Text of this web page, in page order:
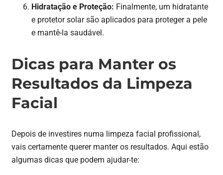
Hidratação e Proteção: Finalmente, um hidratante
e protetor solar são aplicados para proteger a pele
e mantê-la saudável.
Dicas para Manter os
Resultados da Limpeza
Facial
Depois de investires numa limpeza facial profissional,
vais certamente querer manter os resultados. Aqui estão
algumas dicas que podem ajudar-te: